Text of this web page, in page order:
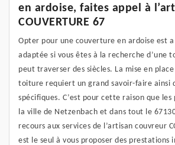
en ardoise, faites appel à
COUVERTURE 67
Opter pour une couverture en ardoise est
adaptée si vous êtes à la recherche d’une
peut traverser des siècles. La mise en
toiture requiert un grand savoir-faire ainsi
spécifiques. C’est pour cette raison que
la ville de Netzenbach et dans tout le
recours aux services de l’artisan couvreur
est le seul à vous proposer des prestations